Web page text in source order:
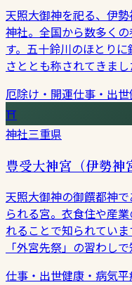
天照大御神を祀る、伊
神社。全国から数多く
す。五十鈴川のほとり
さととも称されてきまし
厄除け・開運仕事・出世
⛩
神社三重県
豊受大神宮（伊勢神
天照大御神の御饌都神
られる宮。衣食住や産
れることで知られてい
「外宮先祭」の習わしで
仕事・出世健康・病気